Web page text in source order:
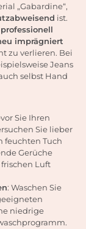
„Gabardine“,
ist.
professionell
imprägniert
zu verlieren. Bei
Jeans
selbst Hand
Sie Ihren
Sie lieber
feuchten Tuch
Gerüche
Luft
: Waschen Sie
niedrige